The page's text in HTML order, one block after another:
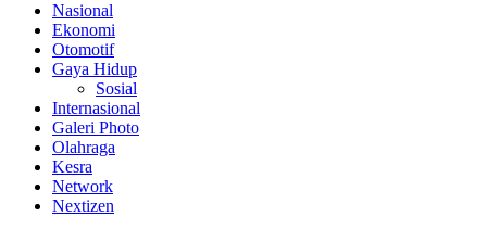
Nasional
Ekonomi
Otomotif
Gaya Hidup
Sosial
Internasional
Galeri Photo
Olahraga
Kesra
Network
Nextizen